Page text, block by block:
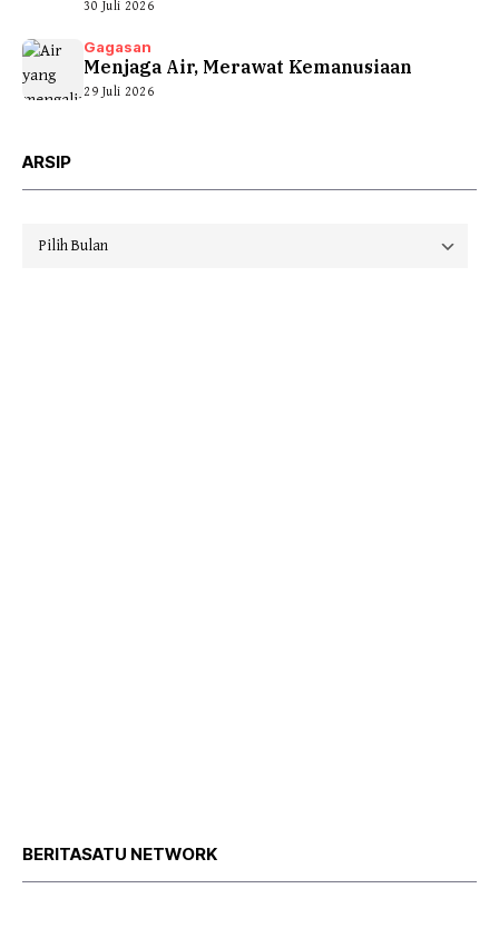
30 Juli 2026
Gagasan
Menjaga Air, Merawat Kemanusiaan
29 Juli 2026
ARSIP
Arsip
BERITASATU NETWORK